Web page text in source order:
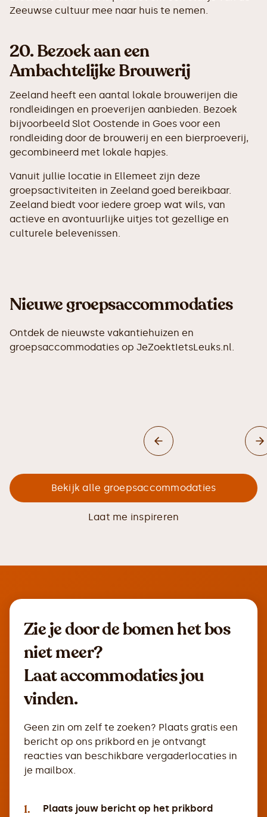
Zeeuwse cultuur mee naar huis te nemen.
20.Bezoek aan een
Ambachtelijke Brouwerij
Zeeland heeft een aantal lokale brouwerijen die
rondleidingen en proeverijen aanbieden. Bezoek
bijvoorbeeld Slot Oostende in Goes voor een
rondleiding door de brouwerij en een bierproeverij,
gecombineerd met lokale hapjes.
Vanuit jullie locatie in Ellemeet zijn deze
groepsactiviteiten in Zeeland goed bereikbaar.
Zeeland biedt voor iedere groep wat wils, van
actieve en avontuurlijke uitjes tot gezellige en
culturele belevenissen.
Nieuwe groepsaccommodaties
Ontdek de nieuwste vakantiehuizen en
groepsaccommodaties op JeZoektIetsLeuks.nl.
Bekijk alle groepsaccommodaties
Laat me inspireren
Zie je door de bomen het bos
niet meer?
Laat accommodaties jou
vinden.
Geen zin om zelf te zoeken? Plaats gratis een
bericht op ons prikbord en je ontvangt
reacties van beschikbare vergaderlocaties in
je mailbox.
1.
Plaats jouw bericht op het prikbord